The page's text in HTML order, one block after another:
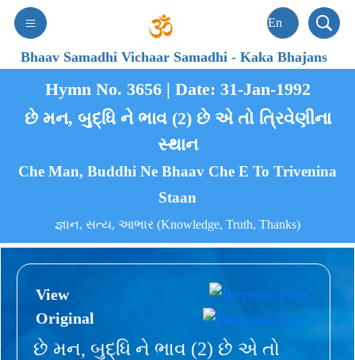
Bhaav Samadhi Vichaar Samadhi-Kaka Bhajans
Hymn No. 3656 | Date: 31-Jan-1992
છે મન, બુદ્ધિ ને ભાવ (2) છે એ તો ત્રિવેણીના
સ્થાન
Che Man, Buddhi Ne Bhaav Che E To Trivenina
Staan
જ્ઞાન, સત્ય, આભાર (Knowledge, Truth, Thanks)
View
Original
છે મન, બુદ્ધિ ને ભાવ (2) છે એ તો